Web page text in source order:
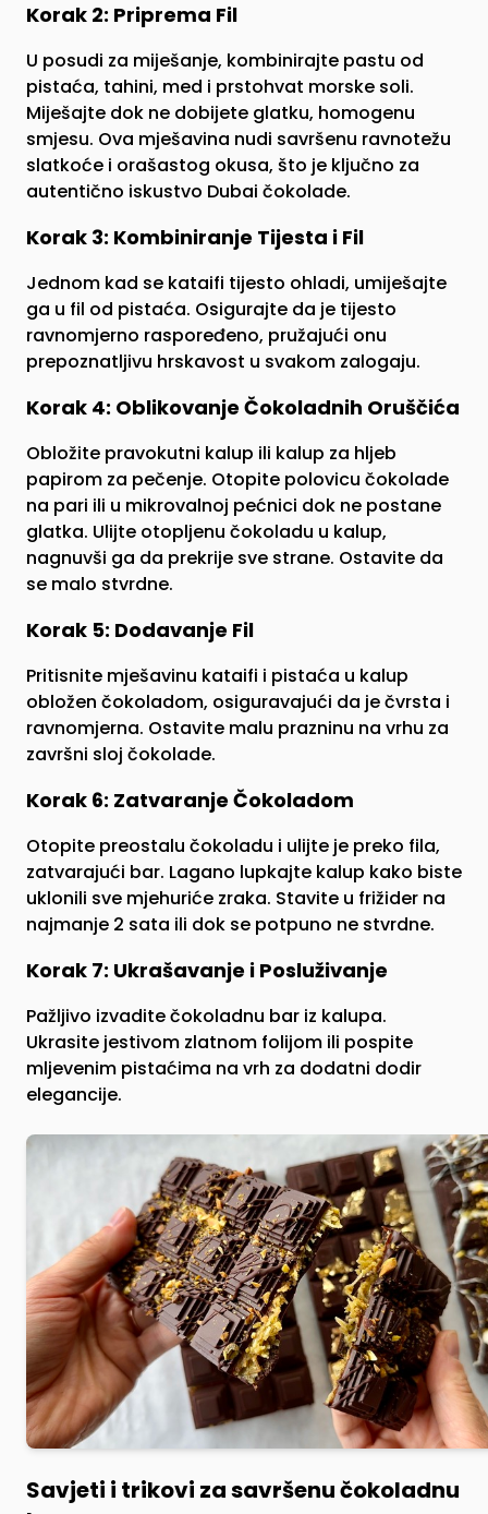
Korak 2: Priprema Fil
U posudi za miješanje, kombinirajte pastu od
pistaća, tahini, med i prstohvat morske soli.
Miješajte dok ne dobijete glatku, homogenu
smjesu. Ova mješavina nudi savršenu ravnotežu
slatkoće i orašastog okusa, što je ključno za
autentično iskustvo Dubai čokolade.
Korak 3: Kombiniranje Tijesta i Fil
Jednom kad se kataifi tijesto ohladi, umiješajte
ga u fil od pistaća. Osigurajte da je tijesto
ravnomjerno raspoređeno, pružajući onu
prepoznatljivu hrskavost u svakom zalogaju.
Korak 4: Oblikovanje Čokoladnih Oruščića
Obložite pravokutni kalup ili kalup za hljeb
papirom za pečenje. Otopite polovicu čokolade
na pari ili u mikrovalnoj pećnici dok ne postane
glatka. Ulijte otopljenu čokoladu u kalup,
nagnuvši ga da prekrije sve strane. Ostavite da
se malo stvrdne.
Korak 5: Dodavanje Fil
Pritisnite mješavinu kataifi i pistaća u kalup
obložen čokoladom, osiguravajući da je čvrsta i
ravnomjerna. Ostavite malu prazninu na vrhu za
završni sloj čokolade.
Korak 6: Zatvaranje Čokoladom
Otopite preostalu čokoladu i ulijte je preko fila,
zatvarajući bar. Lagano lupkajte kalup kako biste
uklonili sve mjehuriće zraka. Stavite u frižider na
najmanje 2 sata ili dok se potpuno ne stvrdne.
Korak 7: Ukrašavanje i Posluživanje
Pažljivo izvadite čokoladnu bar iz kalupa.
Ukrasite jestivom zlatnom folijom ili pospite
mljevenim pistaćima na vrh za dodatni dodir
elegancije.
Savjeti i trikovi za savršenu čokoladnu